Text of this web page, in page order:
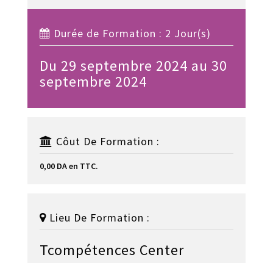
Durée de Formation : 2 Jour(s)
Du 29 septembre 2024 au 30
septembre 2024
Côut De Formation :
0,00 DA en TTC.
Lieu De Formation :
Tcompétences Center